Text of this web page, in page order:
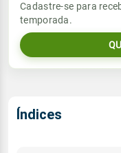
Cadastre-se para
temporada.
Índices